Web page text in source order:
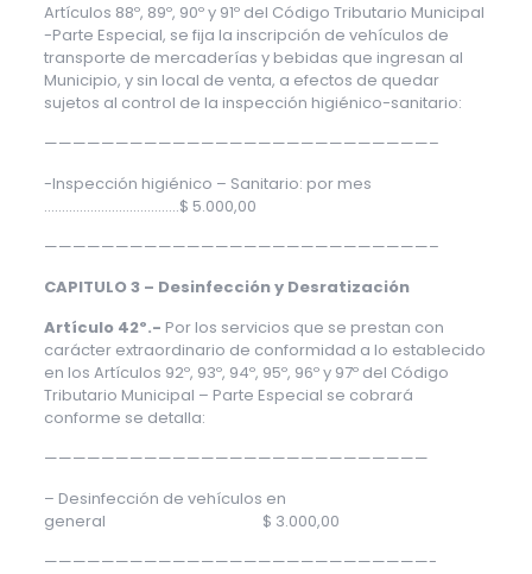
Artículos 88º, 89º, 90º y 91º del Código Tributario Municipal
-Parte Especial, se fija la inscripción de vehículos de
transporte de mercaderías y bebidas que ingresan al
Municipio, y sin local de venta, a efectos de quedar
sujetos al control de la inspección higiénico-sanitario:
———————————————————————————–
-Inspección higiénico – Sanitario: por mes
………………………………..$ 5.000,00
———————————————————————————–
CAPITULO 3 – Desinfección y Desratización
Artículo 42º.- Por los servicios que se prestan con
carácter extraordinario de conformidad a lo establecido
en los Artículos 92º, 93º, 94º, 95º, 96º y 97º del Código
Tributario Municipal – Parte Especial se cobrará
conforme se detalla:
———————————————————————————
– Desinfección de vehículos en
general $ 3.000,00
———————————————————————————-